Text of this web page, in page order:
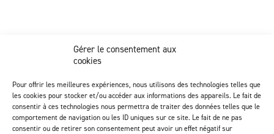
Gérer le consentement aux
cookies
Pour offrir les meilleures expériences, nous utilisons des technologies telles que
les cookies pour stocker et/ou accéder aux informations des appareils. Le fait de
consentir à ces technologies nous permettra de traiter des données telles que le
comportement de navigation ou les ID uniques sur ce site. Le fait de ne pas
consentir ou de retirer son consentement peut avoir un effet négatif sur
Saint-André-de-la-Marche - 49450 Sèvremoine
Discover our injection activity